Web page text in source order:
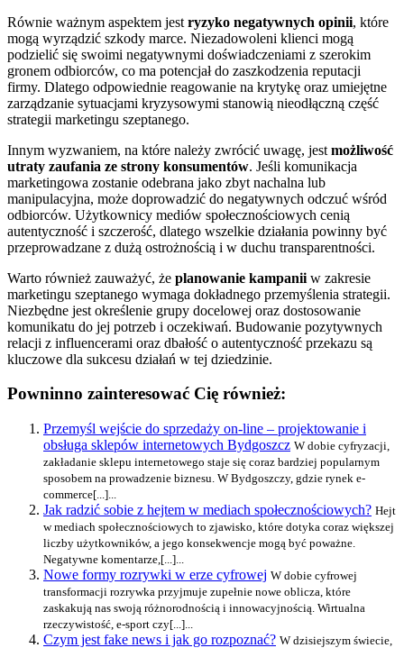
Równie ważnym aspektem jest ryzyko negatywnych opinii, które
mogą wyrządzić szkody marce. Niezadowoleni klienci mogą
podzielić się swoimi negatywnymi doświadczeniami z szerokim
gronem odbiorców, co ma potencjał do zaszkodzenia reputacji
firmy. Dlatego odpowiednie reagowanie na krytykę oraz umiejętne
zarządzanie sytuacjami kryzysowymi stanowią nieodłączną część
strategii marketingu szeptanego.
Innym wyzwaniem, na które należy zwrócić uwagę, jest możliwość
utraty zaufania ze strony konsumentów. Jeśli komunikacja
marketingowa zostanie odebrana jako zbyt nachalna lub
manipulacyjna, może doprowadzić do negatywnych odczuć wśród
odbiorców. Użytkownicy mediów społecznościowych cenią
autentyczność i szczerość, dlatego wszelkie działania powinny być
przeprowadzane z dużą ostrożnością i w duchu transparentności.
Warto również zauważyć, że planowanie kampanii w zakresie
marketingu szeptanego wymaga dokładnego przemyślenia strategii.
Niezbędne jest określenie grupy docelowej oraz dostosowanie
komunikatu do jej potrzeb i oczekiwań. Budowanie pozytywnych
relacji z influencerami oraz dbałość o autentyczność przekazu są
kluczowe dla sukcesu działań w tej dziedzinie.
Powninno zainteresować Cię również:
Przemyśl wejście do sprzedaży on-line – projektowanie i
obsługa sklepów internetowych Bydgoszcz W dobie cyfryzacji,
zakładanie sklepu internetowego staje się coraz bardziej popularnym
sposobem na prowadzenie biznesu. W Bydgoszczy, gdzie rynek e-
commerce[...]...
Jak radzić sobie z hejtem w mediach społecznościowych? Hejt
w mediach społecznościowych to zjawisko, które dotyka coraz większej
liczby użytkowników, a jego konsekwencje mogą być poważne.
Negatywne komentarze,[...]...
Nowe formy rozrywki w erze cyfrowej W dobie cyfrowej
transformacji rozrywka przyjmuje zupełnie nowe oblicza, które
zaskakują nas swoją różnorodnością i innowacyjnością. Wirtualna
rzeczywistość, e-sport czy[...]...
Czym jest fake news i jak go rozpoznać? W dzisiejszym świecie,